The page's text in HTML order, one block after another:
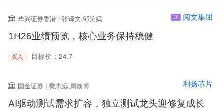
华兴证券香港 | 张译文,邹笑嫣 HK 阅文集团
1H26业绩预览，核心业务保持稳健
买入 目标价：24.7
国金证券 | 樊志远,周焕博 利扬芯片
AI驱动测试需求扩容，独立测试龙头迎修复成长